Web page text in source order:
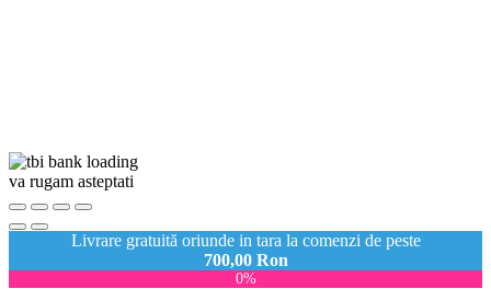
va rugam asteptati
Livrare gratuită oriunde in tara la comenzi de peste
700,00 Ron
0%